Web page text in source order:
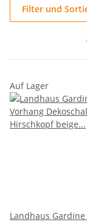
Filter und
Auf Lager
Landhaus